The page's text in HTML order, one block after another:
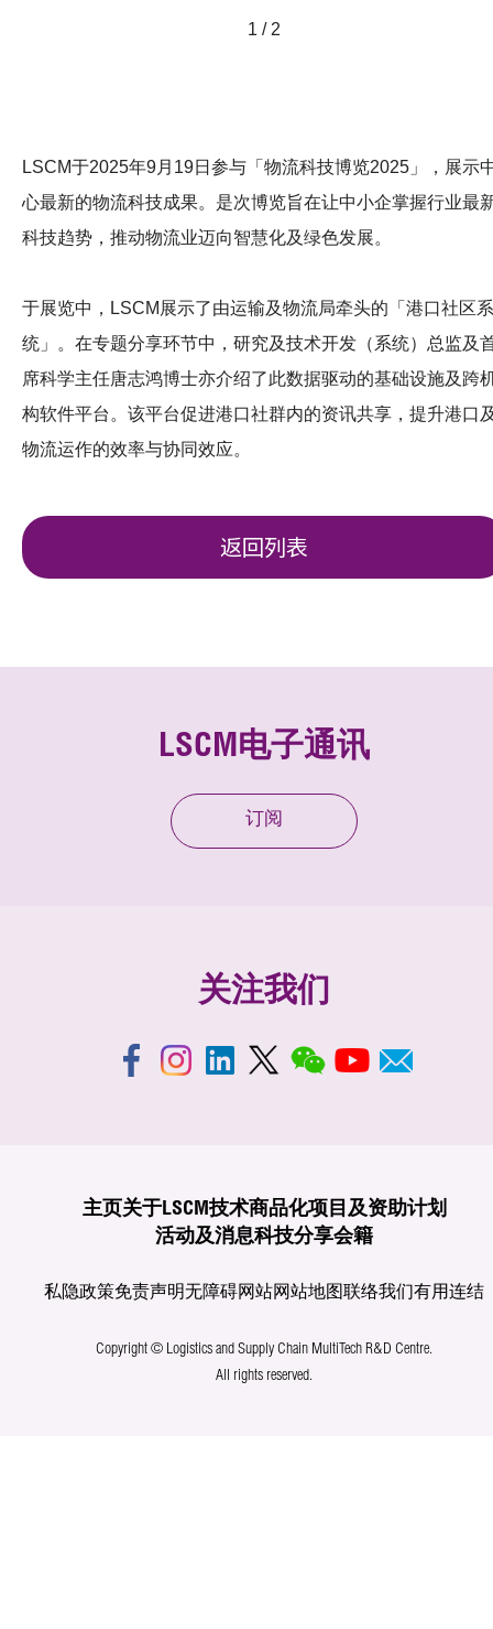
1 / 2
LSCM于2025年9月19日参与「物流科技博览2025」，展示
心最新的物流科技成果。是次博览旨在让中小企掌握行业最
科技趋势，推动物流业迈向智慧化及绿色发展。
于展览中，LSCM展示了由运输及物流局牵头的「港口社区系
统」。在专题分享环节中，研究及技术开发（系统）总监及
席科学主任唐志鸿博士亦介绍了此数据驱动的基础设施及跨
构软件平台。该平台促进港口社群内的资讯共享，提升港口
物流运作的效率与协同效应。
返回列表
LSCM电子通讯
订阅
关注我们
主页关于LSCM技术商品化项目及资助计划
活动及消息科技分享会籍
私隐政策免责声明无障碍网站网站地图联络我们有用连结
Copyright © Logistics and Supply Chain MultiTech R&D Centre.
All rights reserved.